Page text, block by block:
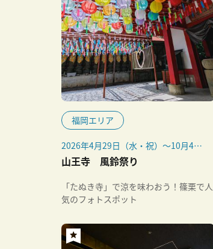
福岡エリア
2026年4月29日（水・祝）～10月4日
（日）
山王寺 風鈴祭り
「たぬき寺」で涼を味わおう！篠栗で人
気のフォトスポット